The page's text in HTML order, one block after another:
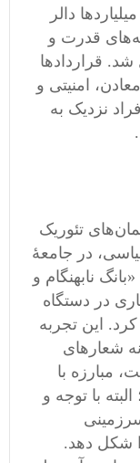
دالر
قدرت و
قراردادها
امنیتی و
نزدیک به
تئوریک
در جامعهٔ
نابهنگام و
در دستگاه
این تجربه
شعارهای
مبارزه با
با توجه و
شکل دهد.